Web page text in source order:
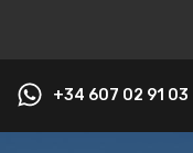
+34 607 02 91 03